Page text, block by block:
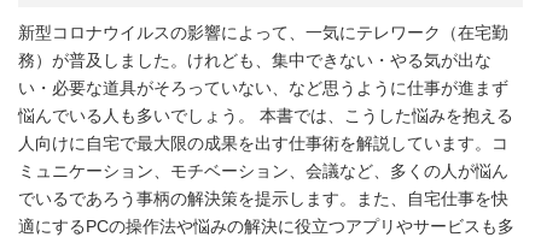
新型コロナウイルスの影響によって、一気にテレワーク（在宅勤
務）が普及しました。けれども、集中できない・やる気が出な
い・必要な道具がそろっていない、など思うように仕事が進まず
悩んでいる人も多いでしょう。 本書では、こうした悩みを抱える
人向けに自宅で最大限の成果を出す仕事術を解説しています。コ
ミュニケーション、モチベーション、会議など、多くの人が悩ん
でいるであろう事柄の解決策を提示します。また、自宅仕事を快
適にするPCの操作法や悩みの解決に役立つアプリやサービスも多